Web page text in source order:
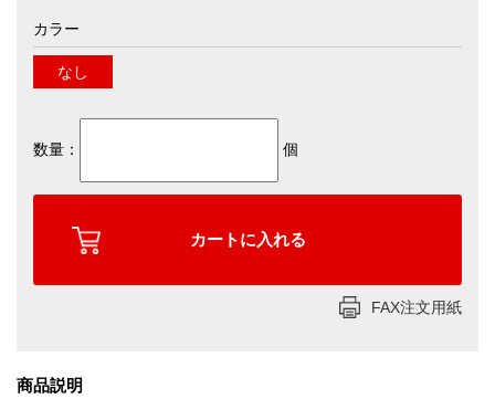
カラー
なし
数量： 個
FAX注文用紙
商品説明